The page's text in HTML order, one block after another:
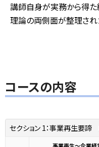
講師自身が実務から得た
理論の両側面が整理され
コースの内容
セクション 1：事業再生要諦